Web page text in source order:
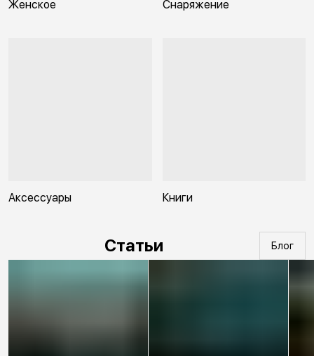
Женское Снаряжение
Аксессуары Книги
Статьи Блог